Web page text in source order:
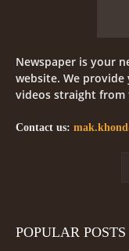
Newspaper is your
website. We
videos straight
Contact us:
POPULAR POSTS